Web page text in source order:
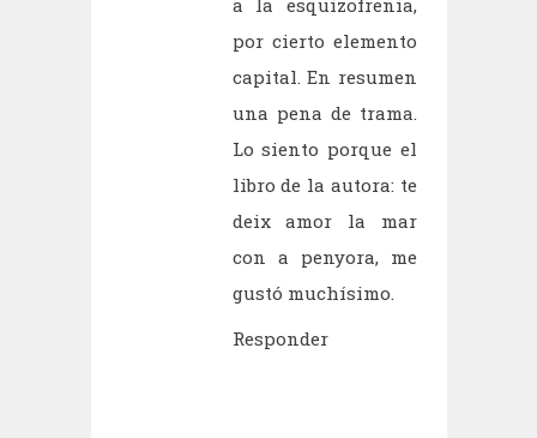
a la esquizofrenia,
por cierto elemento
capital. En resumen
una pena de trama.
Lo siento porque el
libro de la autora: te
deix amor la mar
con a penyora, me
gustó muchísimo.
Responder